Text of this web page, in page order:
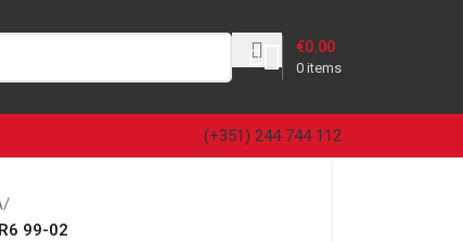
0 items
€0.00
(+351) 244 744 112
/
99-02